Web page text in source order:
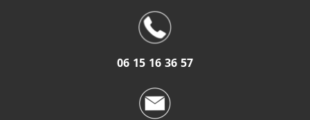
06 15 16 36 57